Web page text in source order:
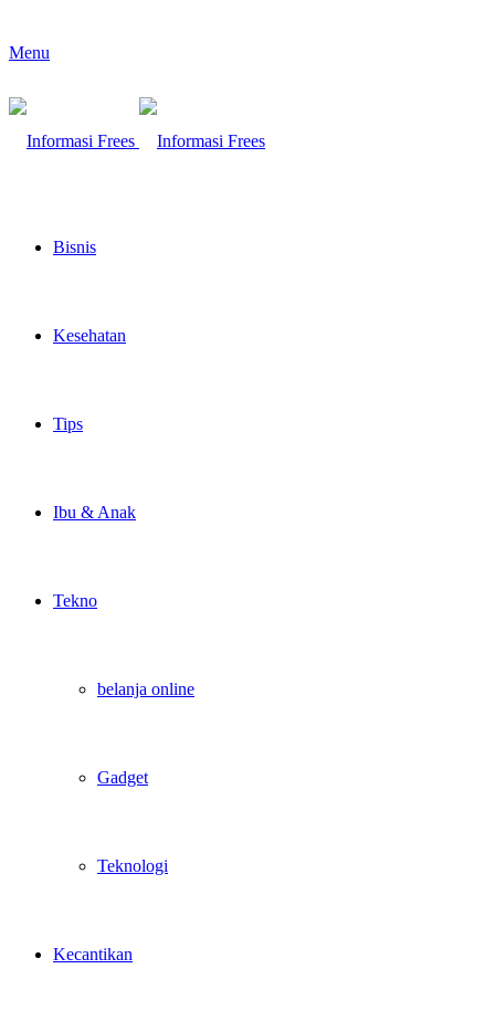
Menu
Bisnis
Kesehatan
Tips
Ibu & Anak
Tekno
belanja online
Gadget
Teknologi
Kecantikan